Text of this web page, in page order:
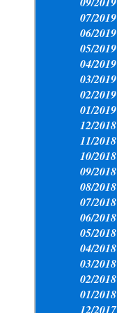
07/2019
06/2019
05/2019
04/2019
03/2019
02/2019
01/2019
12/2018
11/2018
10/2018
09/2018
08/2018
07/2018
06/2018
05/2018
04/2018
03/2018
02/2018
01/2018
12/2017